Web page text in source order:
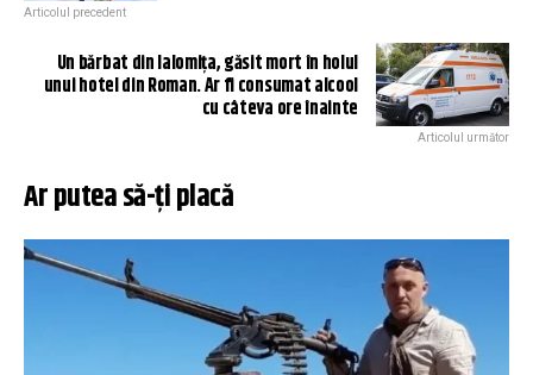
Articolul precedent
Un bărbat din Ialomița, găsit mort în holul
unui hotel din Roman. Ar fi consumat alcool
cu câteva ore înainte
Articolul următor
Ar putea să-ți placă